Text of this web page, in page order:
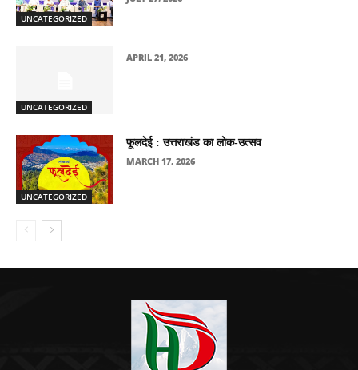
UNCATEGORIZED
UNCATEGORIZED
APRIL 21, 2026
UNCATEGORIZED
फूलदेई : उत्तराखंड का लोक-उत्सव
MARCH 17, 2026